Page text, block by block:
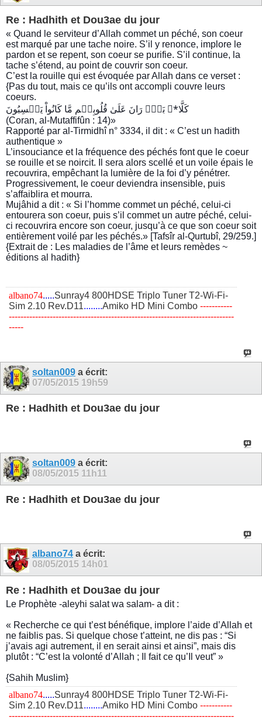
Re : Hadhith et Dou3ae du jour
« Quand le serviteur d’Allah commet un péché, son coeur
est marqué par une tache noire. S’il y renonce, implore le
pardon et se repent, son coeur se purifie. S’il continue, la
tache s’étend, au point de couvrir son coeur.
C’est la rouille qui est évoquée par Allah dans ce verset :
{Pas du tout, mais ce qu’ils ont accompli couvre leurs
coeurs.
كَلَّا*ۖ بَلۡۜ رَانَ عَلَىٰ قُلُوبِہِم مَّا كَانُواْ يَكۡسِبُونَ
(Coran, al-Mutaffifûn : 14)»
Rapporté par al-Tirmidhî n° 3334, il dit : « C’est un hadith
authentique »
L’insouciance et la fréquence des péchés font que le coeur
se rouille et se noircit. Il sera alors scellé et un voile épais le
recouvrira, empêchant la lumière de la foi d’y pénétrer.
Progressivement, le coeur deviendra insensible, puis
s’affaiblira et mourra.
Mujâhid a dit : « Si l’homme commet un péché, celui-ci
entourera son coeur, puis s’il commet un autre péché, celui-
ci recouvrira encore son coeur, jusqu’à ce que son coeur soit
entièrement voilé par les péchés.» [Tafsîr al-Qurtubî, 29/259.]
{Extrait de : Les maladies de l’âme et leurs remèdes ~
éditions al hadith}
albano74.....Sunray4 800HDSE Triplo Tuner T2-Wi-Fi-
Sim 2.10 Rev.D11........Amiko HD Mini Combo ​-----------
-----------------------------------------------------------------------------
-----
soltan009 a écrit:
07/05/2015 19h59
Re : Hadhith et Dou3ae du jour
soltan009 a écrit:
08/05/2015 11h11
Re : Hadhith et Dou3ae du jour
albano74 a écrit:
08/05/2015 14h01
Re : Hadhith et Dou3ae du jour
Le Prophète -aleyhi salat wa salam- a dit :
« Recherche ce qui t’est bénéfique, implore l’aide d’Allah et
ne faiblis pas. Si quelque chose t’atteint, ne dis pas : “Si
j’avais agi autrement, il en serait ainsi et ainsi”, mais dis
plutôt : “C’est la volonté d’Allah ; Il fait ce qu’Il veut” »
{Sahih Muslim}
albano74.....Sunray4 800HDSE Triplo Tuner T2-Wi-Fi-
Sim 2.10 Rev.D11........Amiko HD Mini Combo ​-----------
-----------------------------------------------------------------------------